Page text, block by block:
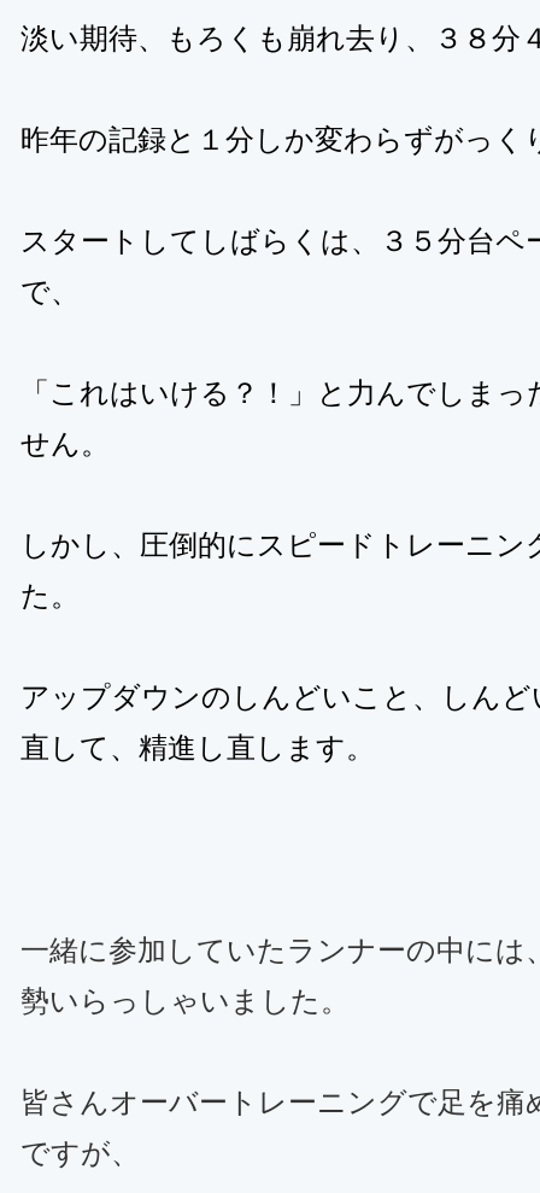
淡い期待、もろくも崩れ去り、３８分
昨年の記録と１分しか変わらずがっく
スタートしてしばらくは、３５分台
で、
「これはいける？！」と力んでしま
せん。
しかし、圧倒的にスピードトレーニン
た。
アップダウンのしんどいこと、しん
直して、精進し直します。
一緒に参加していたランナーの中には
勢いらっしゃいました。
皆さんオーバートレーニングで足を痛
ですが、